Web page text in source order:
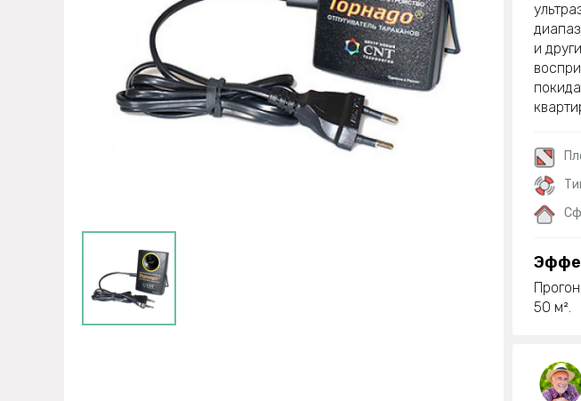
и
50 м².